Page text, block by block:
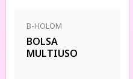
B-HOLOM
BOLSA
MULTIUSO